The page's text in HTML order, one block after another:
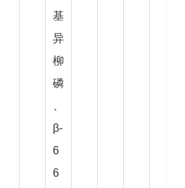
基
异
柳
磷
β-
6
6